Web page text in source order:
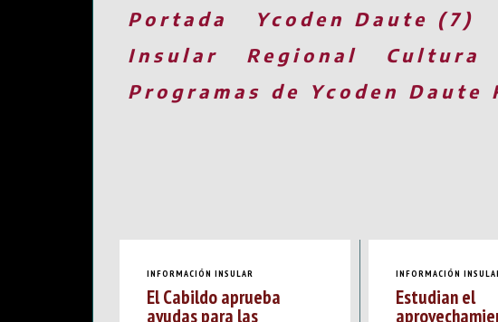
Portada Ycoden Daute (7)
Insular
Regional Cultura
Programas de Ycoden Daute
INFORMACIÓN INSULAR
El Cabildo aprueba
ayudas para las
INFORMACIÓN
Estudian el